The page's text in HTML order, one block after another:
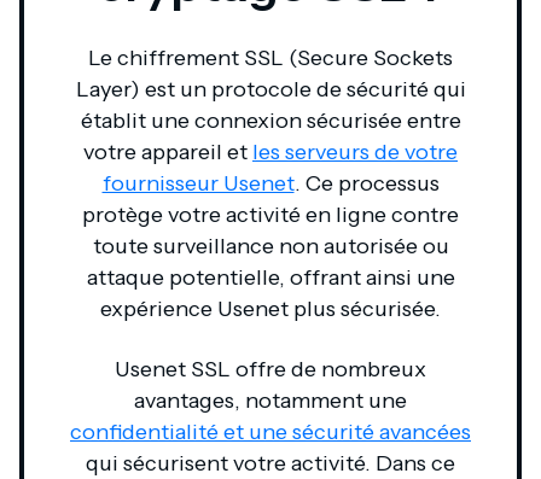
Le chiffrement SSL (Secure Sockets
Layer) est un protocole de sécurité qui
établit une connexion sécurisée entre
votre appareil et les serveurs de votre
fournisseur Usenet. Ce processus
protège votre activité en ligne contre
toute surveillance non autorisée ou
attaque potentielle, offrant ainsi une
expérience Usenet plus sécurisée.
Usenet SSL offre de nombreux
avantages, notamment une
confidentialité et une sécurité avancées
qui sécurisent votre activité. Dans ce